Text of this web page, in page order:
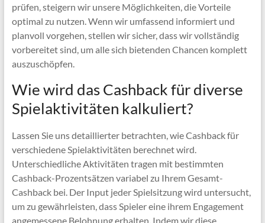
prüfen, steigern wir unsere Möglichkeiten, die Vorteile
optimal zu nutzen. Wenn wir umfassend informiert und
planvoll vorgehen, stellen wir sicher, dass wir vollständig
vorbereitet sind, um alle sich bietenden Chancen komplett
auszuschöpfen.
Wie wird das Cashback für diverse
Spielaktivitäten kalkuliert?
Lassen Sie uns detaillierter betrachten, wie Cashback für
verschiedene Spielaktivitäten berechnet wird.
Unterschiedliche Aktivitäten tragen mit bestimmten
Cashback-Prozentsätzen variabel zu Ihrem Gesamt-
Cashback bei. Der Input jeder Spielsitzung wird untersucht,
um zu gewährleisten, dass Spieler eine ihrem Engagement
angemessene Belohnung erhalten. Indem wir diese